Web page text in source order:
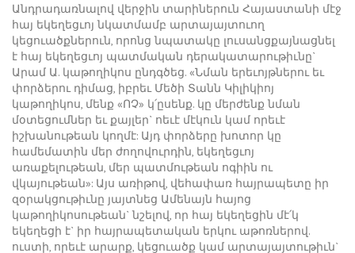
Անդրադառնալով վերջին տարիներուն Հայաստանի մէջ
հայ եկեղեցւոյ նկատմամբ արտայայտուող
կեցուածքներուն, որոնց նպատակը լուսանցքայնացնել
է հայ եկեղեցւոյ պատմական դերակատարութիւնը`
Արամ Ա. կաթողիկոս ընդգծեց. «Նման երեւոյթներու եւ
փորձերու դիմաց, իբրեւ Մեծի Տանն Կիլիկիոյ
կաթողիկոս, մենք «ՈՉ» կ՛ըսենք. կը մերժենք նման
մօտեցումներ եւ քայլեր` ոեւէ մէկուն կամ որեւէ
իշխանութեան կողմէ: Այդ փորձերը խոտոր կը
համեմատին մեր ժողովուրդին, եկեղեցւոյ
առաքելութեան, մեր պատմութեան ոգիին ու
վկայութեան»: Այս առիթով, վեհափառ հայրապետը իր
զօրակցութիւնը յայտնեց Ամենայն հայոց
կաթողիկոսութեան` նշելով, որ հայ եկեղեցին մէ՛կ
եկեղեցի է` իր հայրապետական երկու աթոռներով.
ուստի, որեւէ արարք, կեցուածք կամ արտայայտութիւն`